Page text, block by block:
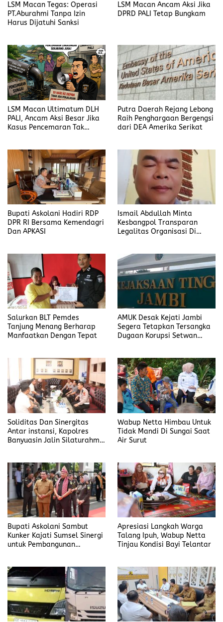
LSM Macan Tegas: Operasi
PT.Aburahmi Tanpa Izin
Harus Dijatuhi Sanksi
LSM Macan Ancam Aksi Jika
DPRD PALI Tetap Bungkam
LSM Macan Ultimatum DLH
PALI, Ancam Aksi Besar Jika
Kasus Pencemaran Tak
Putra Daerah Rejang Lebong
Raih Penghargaan Bergengsi
dari DEA Amerika Serikat
Bupati Askolani Hadiri RDP
DPR RI Bersama Kemendagri
Dan APKASI
Ismail Abdullah Minta
Kesbangpol Transparan
Legalitas Organisasi Di
Salurkan BLT Pemdes
Tanjung Menang Berharap
Manfaatkan Dengan Tepat
AMUK Desak Kejati Jambi
Segera Tetapkan Tersangka
Dugaan Korupsi Setwan
Soliditas Dan Sinergitas
Antar instansi, Kapolres
Banyuasin Jalin Silaturahmi
Wabup Netta Himbau Untuk
Tidak Mandi Di Sungai Saat
Air Surut
Bupati Askolani Sambut
Kunker Kajati Sumsel Sinergi
untuk Pembangunan
Apresiasi Langkah Warga
Talang Ipuh, Wabup Netta
Tinjau Kondisi Bayi Telantar